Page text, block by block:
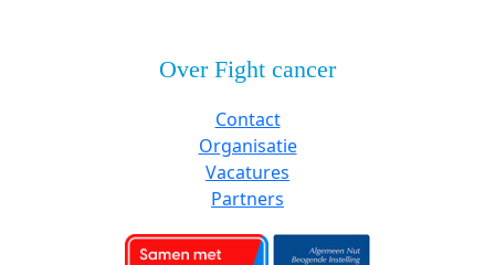
Over Fight cancer
Contact
Organisatie
Vacatures
Partners